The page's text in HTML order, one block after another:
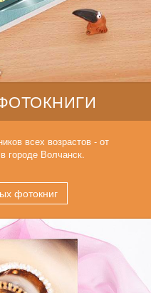
всех возрастов - от
городе Волчанск.
фотокниг